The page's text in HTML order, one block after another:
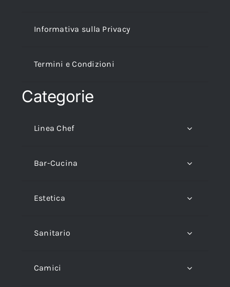
Informativa sulla Privacy
Termini e Condizioni
Categorie
Linea Chef
Bar-Cucina
Estetica
Sanitario
Camici